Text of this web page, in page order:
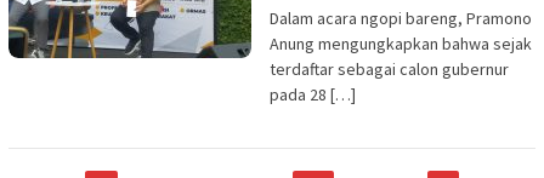
Dalam acara ngopi bareng, Pramono
Anung mengungkapkan bahwa sejak
terdaftar sebagai calon gubernur
pada 28 […]